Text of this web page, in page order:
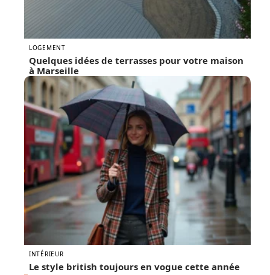
LOGEMENT
Quelques idées de terrasses pour votre maison
à Marseille
INTÉRIEUR
Le style british toujours en vogue cette année